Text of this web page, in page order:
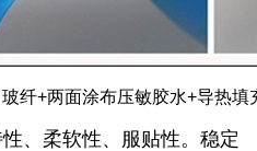
玻纤+两面涂布压敏胶水+导热填
、柔软性、服贴性。稳定